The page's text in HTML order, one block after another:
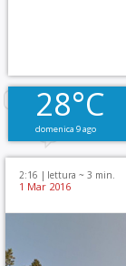
28°C
domenica 9 ago
2:16 | lettura ~ 3 min.
1 Mar 2016